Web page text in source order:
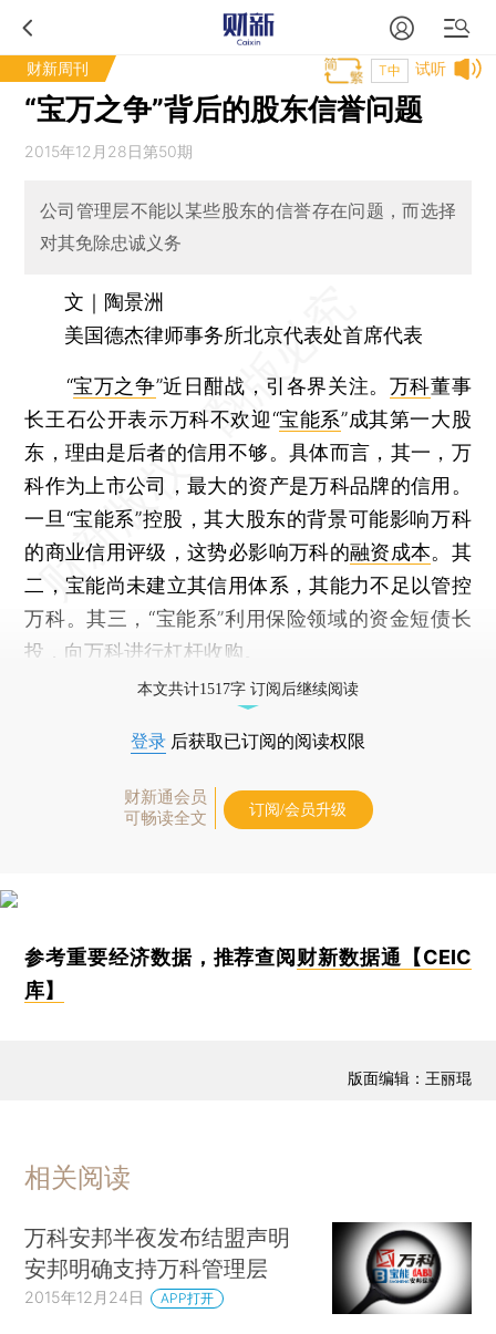
财新周刊 试听
T中
“宝万之争”背后的股东信誉问题
2015年12月28日第50期
公司管理层不能以某些股东的信誉存在问题，而选择
对其免除忠诚义务
文｜陶景洲
美国德杰律师事务所北京代表处首席代表
“宝万之争”近日酣战，引各界关注。 万科董事
长王石公开表示万科不欢迎“宝能系”成其第一大股
东，理由是后者的信用不够。具体而言，其一，万
科作为上市公司，最大的资产是万科品牌的信用。
一旦“宝能系”控股，其大股东的背景可能影响万科
的商业信用评级，这势必影响万科的融资成本。其
二，宝能尚未建立其信用体系，其能力不足以管控
万科。其三，“宝能系”利用保险领域的资金短债长
投，向万科进行杠杆收购。
本文共计1517字 订阅后继续阅读
登录 后获取已订阅的阅读权限
财新通会员
可畅读全文
订阅/会员升级
参考重要经济数据，推荐查阅 财新数据通【CEIC
库】
版面编辑：王丽琨
相关阅读
万科安邦半夜发布结盟声明
安邦明确支持万科管理层
2015年12月24日 APP打开